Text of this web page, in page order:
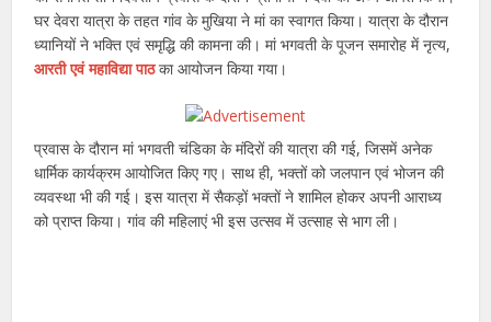
घर देवरा यात्रा के तहत गांव के मुखिया ने मां का स्वागत किया। यात्रा के दौरान
ध्यानियों ने भक्ति एवं समृद्धि की कामना की। मां भगवती के पूजन समारोह में नृत्य,
आरती एवं महाविद्या पाठ का आयोजन किया गया।
प्रवास के दौरान मां भगवती चंडिका के मंदिरों की यात्रा की गई, जिसमें अनेक
धार्मिक कार्यक्रम आयोजित किए गए। साथ ही, भक्तों को जलपान एवं भोजन की
व्यवस्था भी की गई। इस यात्रा में सैकड़ों भक्तों ने शामिल होकर अपनी आराध्य
को प्राप्त किया। गांव की महिलाएं भी इस उत्सव में उत्साह से भाग ली।